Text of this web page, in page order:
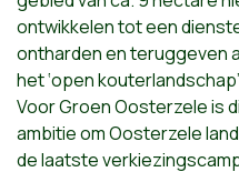
ontwikkelen tot een
ontharden en teruggeven
het ‘open
Voor Groen Oosterzele is
ambitie om Oosterzele
de laatste